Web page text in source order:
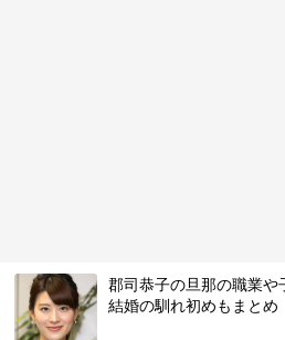
郡司恭子の旦那の職業や
結婚の馴れ初めもまとめ